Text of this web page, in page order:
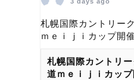
札幌国際カントリー
ｍｅｉｊｉカップ開
札幌国際カントリ
道ｍｅｉｊｉカッ